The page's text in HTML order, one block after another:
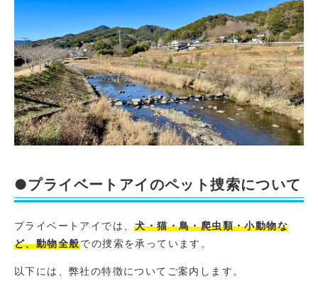
●プライベートアイのペット捜索について
プライベートアイでは、犬・猫・鳥・爬虫類・小動物な
ど、動物全般での捜索を承っています。
以下には、弊社の特徴についてご案内します。